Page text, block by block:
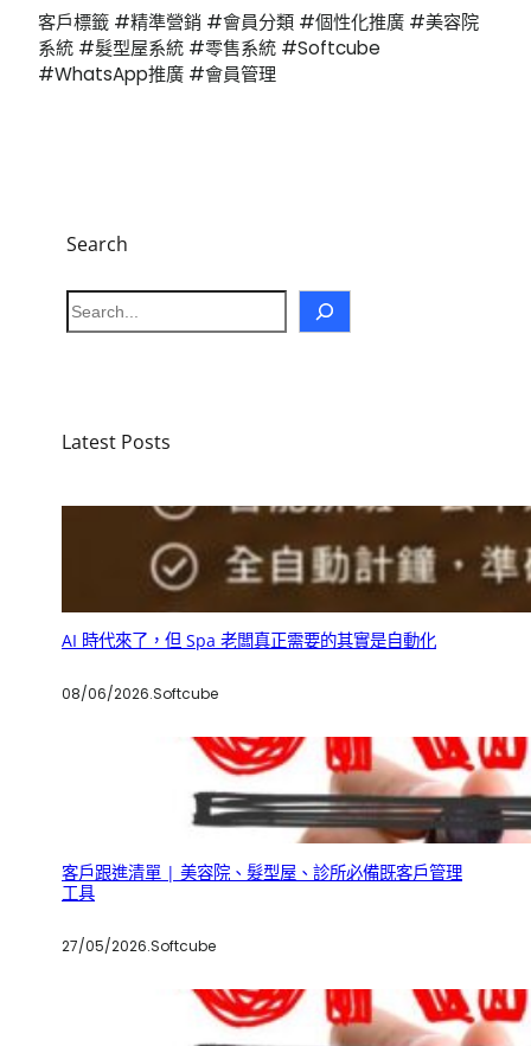
客戶標籤 #精準營銷 #會員分類 #個性化推廣 #美容院
系統 #髮型屋系統 #零售系統 #Softcube
#WhatsApp推廣 #會員管理
Search
S
e
Latest Posts
AI 時代來了，但 Spa 老闆真正需要的其實是自動化
08/06/2026.Softcube
客戶跟進清單 | 美容院、髮型屋、診所必備既客戶管理
工具
27/05/2026.Softcube